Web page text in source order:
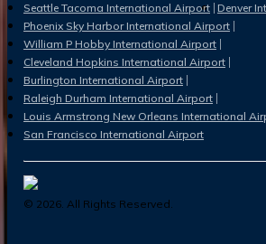
Seattle Tacoma International Airport Denver
Phoenix Sky Harbor International Airport
William P Hobby International Airport
Cleveland Hopkins International Airport
Burlington International Airport
Raleigh Durham International Airport
Louis Armstrong New Orleans International
San Francisco International Airport
© 2026 . All Rights Reserved.